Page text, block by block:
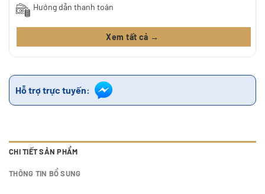
Hướng dẫn thanh toán
Xem tất cả →
Hỗ trợ trực tuyến:
CHI TIẾT SẢN PHẨM
THÔNG TIN BỔ SUNG